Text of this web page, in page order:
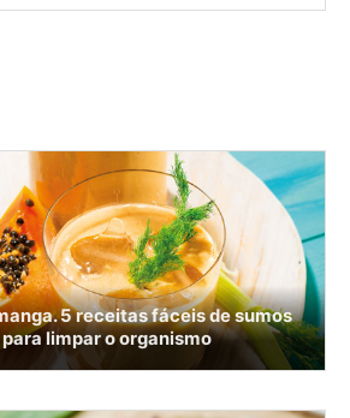
5 receitas fáceis de sumos
limpar o organismo